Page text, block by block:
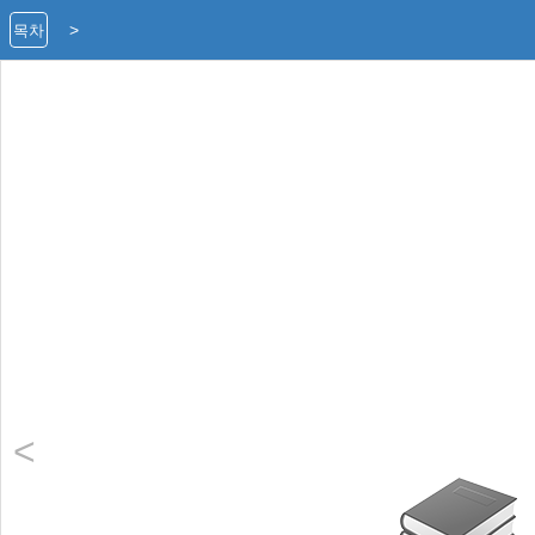
>
목차
<